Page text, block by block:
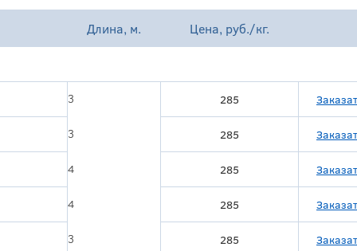
Длина, м. Цена, руб./кг.
3 285
3 285
4 285
4 285
3 285